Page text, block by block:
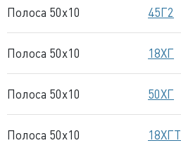
Полоса 50x10 45Г2
Полоса 50x10 18ХГ
Полоса 50x10 50ХГ
Полоса 50x10 18ХГТ